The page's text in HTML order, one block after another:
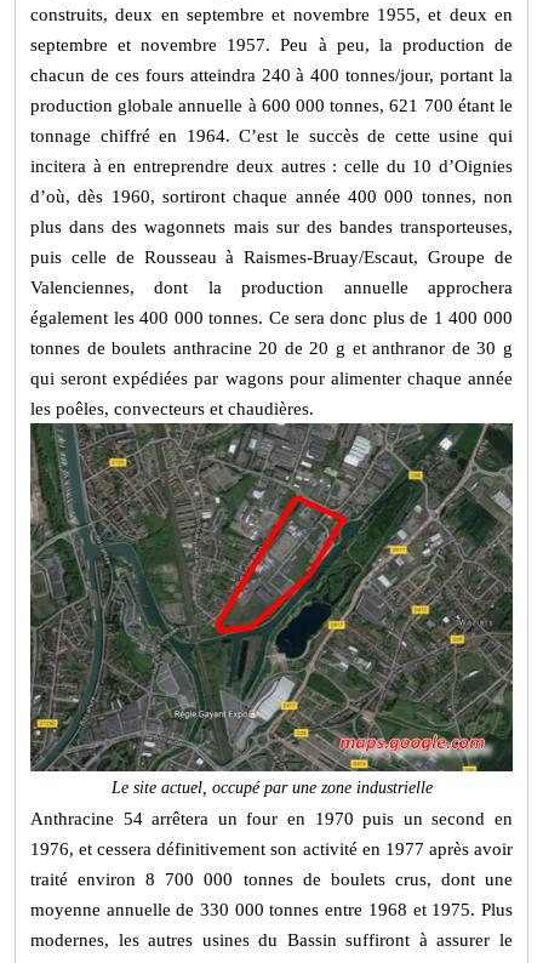
construits, deux en septembre et novembre 1955, et deux en
septembre et novembre 1957. Peu à peu, la production de
chacun de ces fours atteindra 240 à 400 tonnes/jour, portant la
production globale annuelle à 600 000 tonnes, 621 700 étant le
tonnage chiffré en 1964. C’est le succès de cette usine qui
incitera à en entreprendre deux autres : celle du 10 d’Oignies
d’où, dès 1960, sortiront chaque année 400 000 tonnes, non
plus dans des wagonnets mais sur des bandes transporteuses,
puis celle de Rousseau à Raismes-Bruay/Escaut, Groupe de
Valenciennes, dont la production annuelle approchera
également les 400 000 tonnes. Ce sera donc plus de 1 400 000
tonnes de boulets anthracine 20 de 20 g et anthranor de 30 g
qui seront expédiées par wagons pour alimenter chaque année
les poêles, convecteurs et chaudières.
Le site actuel, occupé par une zone industrielle
Anthracine 54 arrêtera un four en 1970 puis un second en
1976, et cessera définitivement son activité en 1977 après avoir
traité environ 8 700 000 tonnes de boulets crus, dont une
moyenne annuelle de 330 000 tonnes entre 1968 et 1975. Plus
modernes, les autres usines du Bassin suffiront à assurer le